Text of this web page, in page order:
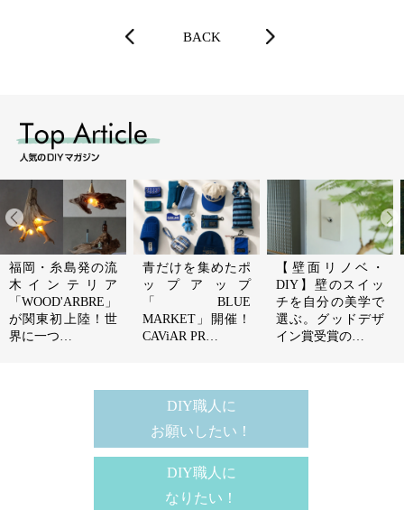
BACK
福岡・糸島発の流
木インテリア
「WOOD'ARBRE」
が関東初上陸！世
界に一つ…
青だけを集めたポ
ップアップ
「BLUE
MARKET」開催！
CAViAR PR…
【壁面リノベ・
DIY】壁のスイッ
チを自分の美学で
選ぶ。グッドデザ
イン賞受賞の…
DIY職人に
お願いしたい！
DIY職人に
なりたい！